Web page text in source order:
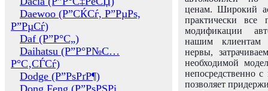
Daewoo (Р”СЌСѓ, Р”РµРѕ,
Р”РµСѓ)
Daf (Р”Р°С„)
Daihatsu (Р”Р°Р№С…
Р°С‚СЃСѓ)
Dodge (Р”РѕРґР¶)
Dong Feng (Р”РѕРЅРі
ценам. Широкий
практически все
модификации
нашим клиентам
нервы,
необходимой
непосредственно
позволяет